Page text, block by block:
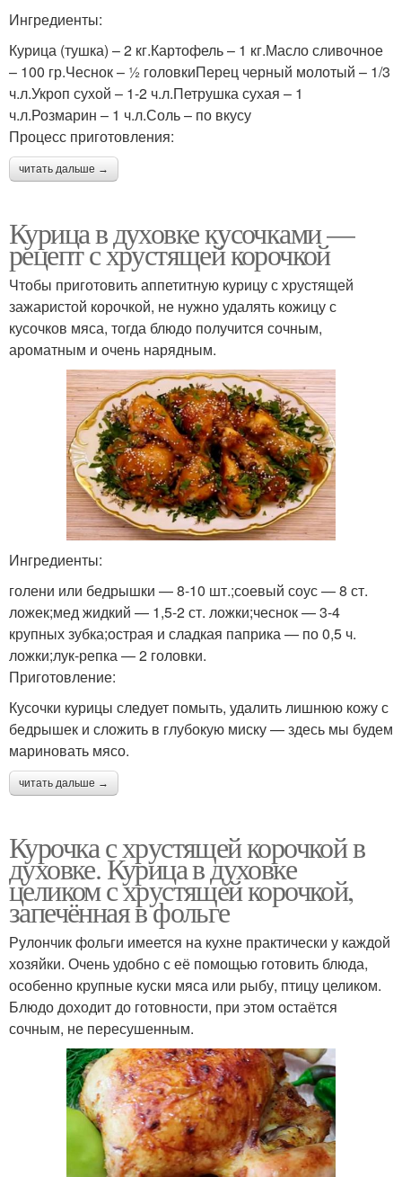
Ингредиенты:
Курица (тушка) – 2 кг.Картофель – 1 кг.Масло сливочное
– 100 гр.Чеснок – ½ головкиПерец черный молотый – 1/3
ч.л.Укроп сухой – 1-2 ч.л.Петрушка сухая – 1
ч.л.Розмарин – 1 ч.л.Соль – по вкусу
Процесс приготовления:
читать дальше →
Курица в духовке кусочками —
рецепт с хрустящей корочкой
Чтобы приготовить аппетитную курицу с хрустящей
зажаристой корочкой, не нужно удалять кожицу с
кусочков мяса, тогда блюдо получится сочным,
ароматным и очень нарядным.
Ингредиенты:
голени или бедрышки — 8-10 шт.;соевый соус — 8 ст.
ложек;мед жидкий — 1,5-2 ст. ложки;чеснок — 3-4
крупных зубка;острая и сладкая паприка — по 0,5 ч.
ложки;лук-репка — 2 головки.
Приготовление:
Кусочки курицы следует помыть, удалить лишнюю кожу с
бедрышек и сложить в глубокую миску — здесь мы будем
мариновать мясо.
читать дальше →
Курочка с хрустящей корочкой в
духовке. Курица в духовке
целиком с хрустящей корочкой,
запечённая в фольге
Рулончик фольги имеется на кухне практически у каждой
хозяйки. Очень удобно с её помощью готовить блюда,
особенно крупные куски мяса или рыбу, птицу целиком.
Блюдо доходит до готовности, при этом остаётся
сочным, не пересушенным.